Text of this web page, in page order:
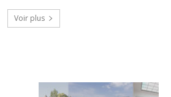
Voir plus